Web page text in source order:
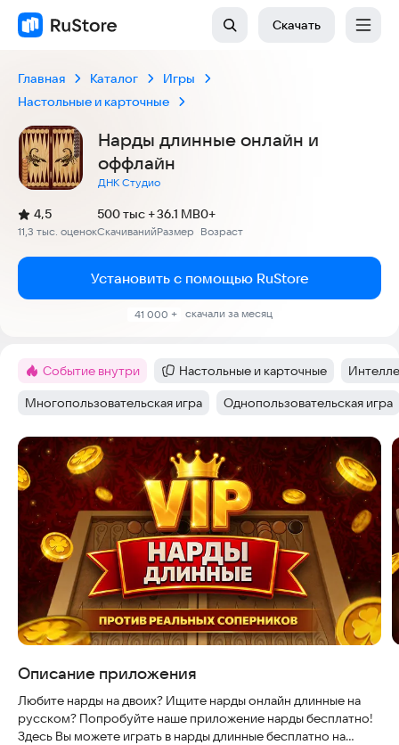
Скачать
Главная Каталог
Игры
Настольные и карточные
Нарды длинные онлайн и
оффлайн
ДНК Студио
Рейтинг:
4,5
(
11,3 тыс. оценок
)
Скачиваний
500 тыс +
Размер
36.1 MB
Возраст
0+
Установить с помощью RuStore
41 000 + скачали за месяц
Метка:
Событие внутри Категория:
Настольные и карточные Тег:
Тег:
Многопользовательская игра Тег:
Однопользовательская игра
Скриншоты
Описание приложения
Любите нарды на двоих? Ищите нарды онлайн длинные на
русском? Попробуйте наше приложение нарды бесплатно!
Здесь Вы можете играть в нарды длинные бесплатно на